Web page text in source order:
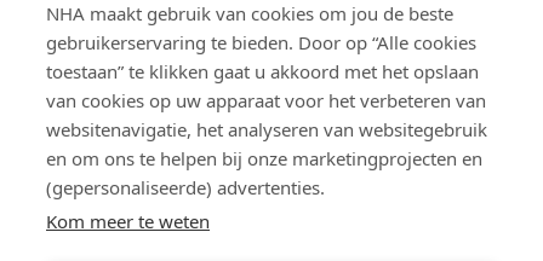
NHA maakt gebruik van cookies om jou de beste
gebruikerservaring te bieden. Door op “Alle cookies
toestaan” te klikken gaat u akkoord met het opslaan
van cookies op uw apparaat voor het verbeteren van
websitenavigatie, het analyseren van websitegebruik
en om ons te helpen bij onze marketingprojecten en
(gepersonaliseerde) advertenties.
Kom meer te weten
Studeer in je eigen tempo
Niet geslaagd? Lesgeld terug
Slaag makkelijker met Easy Learning®
Gratis toegang tot de NHA e-
bookbibliotheek